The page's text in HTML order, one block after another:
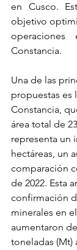
en Cusco.
objetivo
Constancia.
Una de las
propuestas es
Constancia,
área total de
representa un
hectáreas, un
comparación
de 2022. Esta
confirmación
minerales en
aumentaron
toneladas (Mt)